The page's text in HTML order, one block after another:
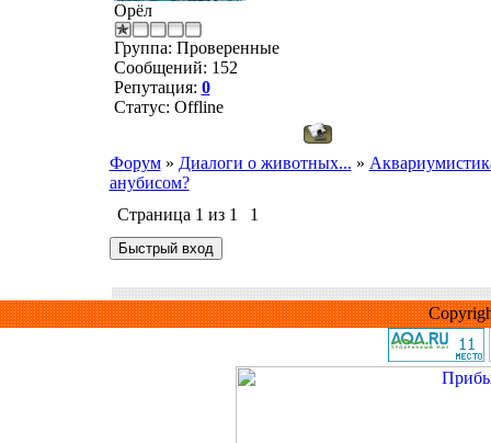
Орёл
Группа: Проверенные
Сообщений: 152
Репутация: 0
Статус: Offline
Форум » Диалоги о животных... »
анубисом?
Страница 1 из 1 1